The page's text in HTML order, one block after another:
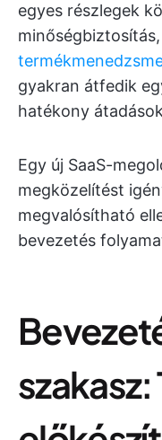
egyes részlegek
gyakran átfedik
hatékony
Egy új SaaS-
megközelítést
megvalósítható
bevezetés
szakasz: